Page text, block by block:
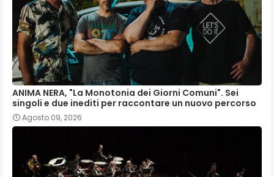
ANIMA NERA, "La Monotonia dei Giorni Comuni". Sei
singoli e due inediti per raccontare un nuovo percorso
Agosto 09, 2026